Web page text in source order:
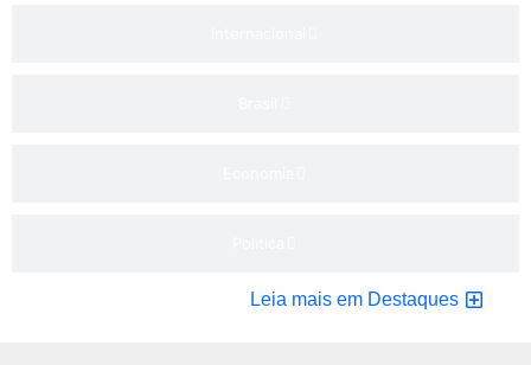
Leia mais em Destaques